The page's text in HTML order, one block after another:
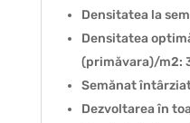
Densitatea la
Densitatea
(primăvara)/m2:
Semănat
Dezvoltarea în